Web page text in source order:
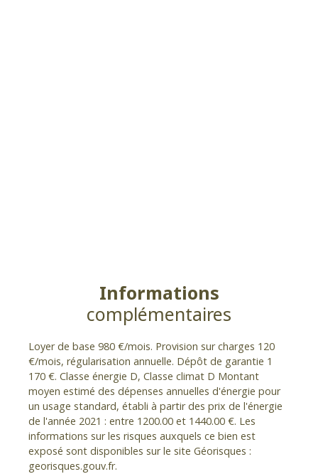
Informations
complémentaires
Loyer de base 980 €/mois. Provision sur charges 120
€/mois, régularisation annuelle. Dépôt de garantie 1
170 €. Classe énergie D, Classe climat D Montant
moyen estimé des dépenses annuelles d'énergie pour
un usage standard, établi à partir des prix de l'énergie
de l'année 2021 : entre 1200.00 et 1440.00 €. Les
informations sur les risques auxquels ce bien est
exposé sont disponibles sur le site Géorisques :
georisques.gouv.fr.